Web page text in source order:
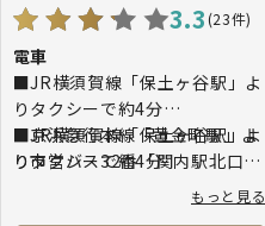
3.3(23件)
電車
■JR横須賀線「保土ヶ谷駅」よ
りタクシーで約4分
■京浜急行本線「黄金町駅」よ
りタクシーで約4分
■JR横須賀線「保土ヶ谷駅」よ
り市営バス32番「関内駅北口」
行き「県庁前」行きに乗り「久
もっと見る